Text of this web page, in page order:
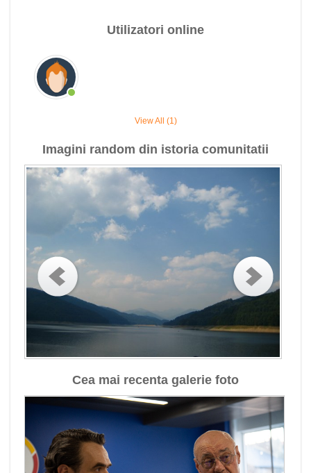
Utilizatori online
View All (1)
Imagini random din istoria comunitatii
Cea mai recenta galerie foto